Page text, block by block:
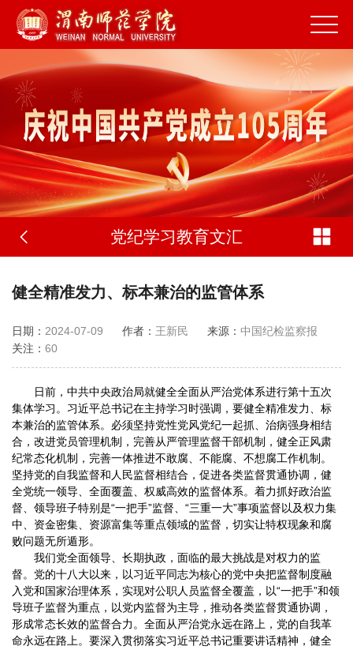
党纪学习教育文汇
健全精准发力、标本兼治的监管体系
日期： 2024-07-09 作者： 王新民 来源： 中国纪检监察报
关注： 60
日前，中共中央政治局就健全全面从严治党体系进行第十五次
集体学习。习近平总书记在主持学习时强调，要健全精准发力、标
本兼治的监管体系。必须坚持党性党风党纪一起抓、治病强身相结
合，改进党员管理机制，完善从严管理监督干部机制，健全正风肃
纪常态化机制，完善一体推进不敢腐、不能腐、不想腐工作机制。
坚持党的自我监督和人民监督相结合，促进各类监督贯通协调，健
全党统一领导、全面覆盖、权威高效的监督体系。着力抓好政治监
督、领导班子特别是“一把手”监督、“三重一大”事项监督以及权力集
中、资金密集、资源富集等重点领域的监督，切实让特权现象和腐
败问题无所遁形。
我们党全面领导、长期执政，面临的最大挑战是对权力的监
督。党的十八大以来，以习近平同志为核心的党中央把监督制度融
入党和国家治理体系，实现对公职人员监督全覆盖，以“一把手”和领
导班子监督为重点，以党内监督为主导，推动各类监督贯通协调，
形成常态长效的监督合力。全面从严治党永远在路上，党的自我革
命永远在路上。要深入贯彻落实习近平总书记重要讲话精神，健全